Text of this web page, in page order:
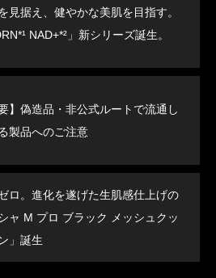
見据え、健やかな美肌を目指す。
NAD+*²」新シリーズ誕生。
要】偽造品・非公式ルートで流通し
製品へのご注意
ロ。進化を遂げた生肌感仕上げの
シャ M プロ ブラック メッシュクッ
」誕生